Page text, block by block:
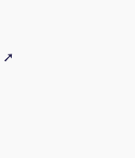
➚